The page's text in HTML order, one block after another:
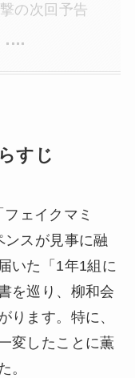
の次回予告
すじ
ェイクマミ
スが見事に融
いた「1年1組に
を巡り、柳和会
ります。特に、
変したことに薫
。